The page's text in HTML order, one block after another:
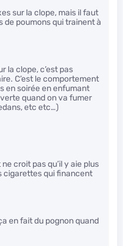
sur la clope, mais il faut
de poumons qui trainent à
la clope, c’est pas
C’est le comportement
en soirée en enfumant
quand on va fumer
etc etc…)
croit pas qu’il y aie plus
cigarettes qui financent
en fait du pognon quand